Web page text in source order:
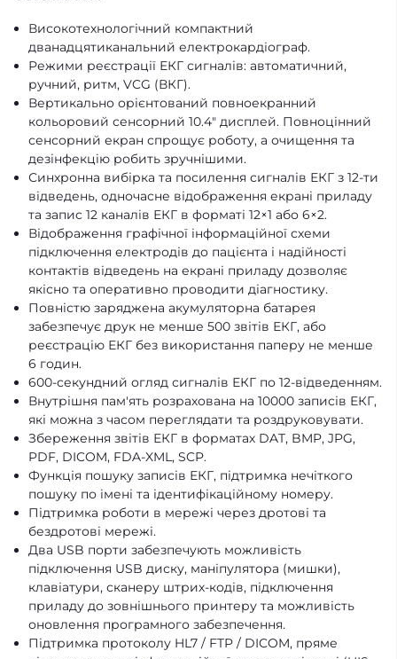
Високотехнологічний компактний
дванадцятиканальний електрокардіограф.
Режими реєстрації ЕКГ сигналів: автоматичний,
ручний, ритм, VCG (ВКГ).
Вертикально орієнтований повноекранний
кольоровий сенсорний 10.4" дисплей. Повноцінний
сенсорний екран спрощує роботу, а очищення та
дезінфекцію робить зручнішими.
Синхронна вибірка та посилення сигналів ЕКГ з 12-ти
відведень, одночасне відображення екрані приладу
та запис 12 каналів ЕКГ в форматі 12×1 або 6×2.
Відображення графічної інформаційної схеми
підключення електродів до пацієнта і надійності
контактів відведень на екрані приладу дозволяє
якісно та оперативно проводити діагностику.
Повністю заряджена акумуляторна батарея
забезпечує друк не менше 500 звітів ЕКГ, або
реєстрацію ЕКГ без використання паперу не менше
6 годин.
600-секундний огляд сигналів ЕКГ по 12-відведенням.
Внутрішня пам'ять розрахована на 10000 записів ЕКГ,
які можна з часом переглядати та роздруковувати.
Збереження звітів ЕКГ в форматах DAT, BMP, JPG,
PDF, DICOM, FDA-XML, SCP.
Функція пошуку записів ЕКГ, підтримка нечіткого
пошуку по імені та ідентифікаційному номеру.
Підтримка роботи в мережі через дротові та
бездротові мережі.
Два USB порти забезпечують можливість
підключення USB диску, маніпулятора (мишки),
клавіатури, сканеру штрих-кодів, підключення
приладу до зовнішнього принтеру та можливість
оновлення програмного забезпечення.
Підтримка протоколу HL7 / FTP / DICOM, пряме